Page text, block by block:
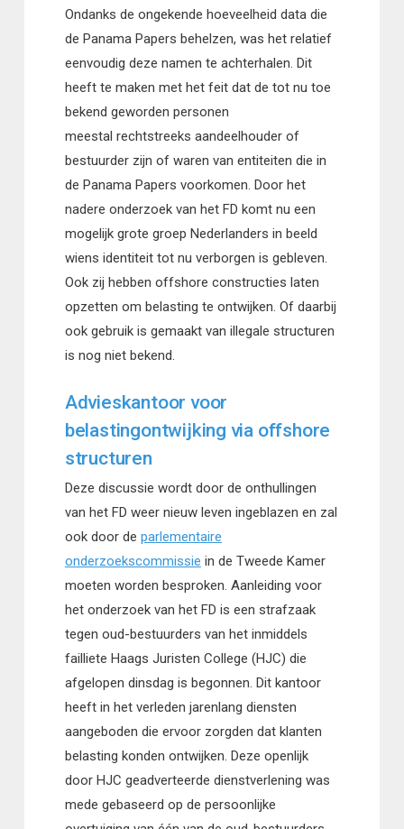
Ondanks de ongekende hoeveelheid data die
de Panama Papers behelzen, was het relatief
eenvoudig deze namen te achterhalen. Dit
heeft te maken met het feit dat de tot nu toe
bekend geworden personen
meestal rechtstreeks aandeelhouder of
bestuurder zijn of waren van entiteiten die in
de Panama Papers voorkomen. Door het
nadere onderzoek van het FD komt nu een
mogelijk grote groep Nederlanders in beeld
wiens identiteit tot nu verborgen is gebleven.
Ook zij hebben offshore constructies laten
opzetten om belasting te ontwijken. Of daarbij
ook gebruik is gemaakt van illegale structuren
is nog niet bekend.
Advieskantoor voor
belastingontwijking via offshore
structuren
Deze discussie wordt door de onthullingen
van het FD weer nieuw leven ingeblazen en zal
ook door de parlementaire
onderzoekscommissie in de Tweede Kamer
moeten worden besproken. Aanleiding voor
het onderzoek van het FD is een strafzaak
tegen oud-bestuurders van het inmiddels
failliete Haags Juristen College (HJC) die
afgelopen dinsdag is begonnen. Dit kantoor
heeft in het verleden jarenlang diensten
aangeboden die ervoor zorgden dat klanten
belasting konden ontwijken. Deze openlijk
door HJC geadverteerde dienstverlening was
mede gebaseerd op de persoonlijke